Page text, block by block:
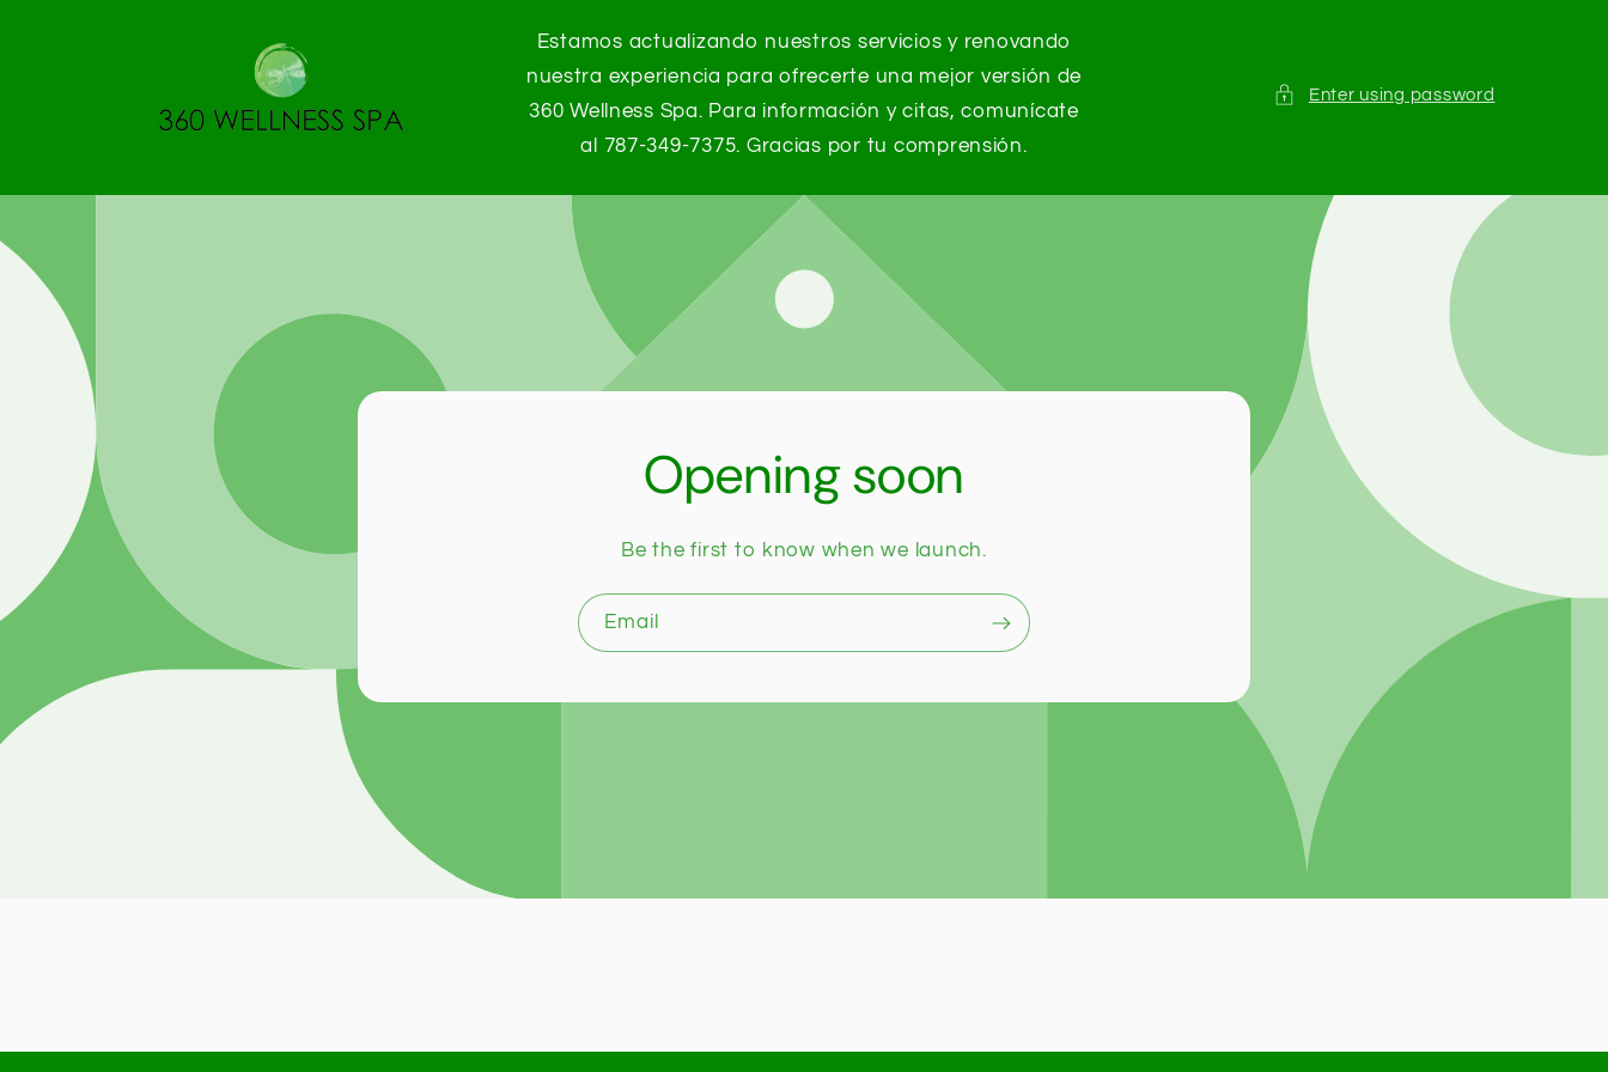
Estamos actualizando nuestros servicios y renovando
nuestra experiencia para ofrecerte una mejor versión de
360 Wellness Spa. Para información y citas, comunícate
al 787-349-7375. Gracias por tu comprensión.
Enter using password
Opening soon
Be the first to know when we launch.
Email